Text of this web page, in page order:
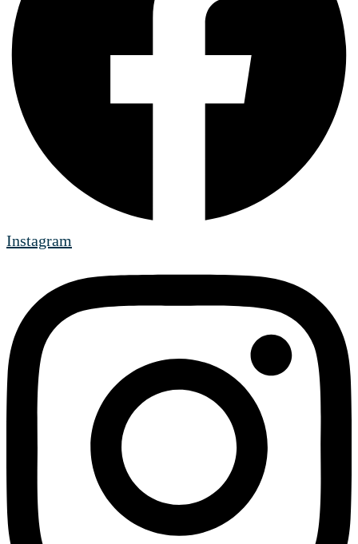
Instagram